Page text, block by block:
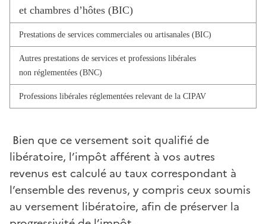
et chambres d’hôtes (BIC)
Prestations de services commerciales ou artisanales (BIC)
Autres prestations de services et professions libérales
non réglementées (BNC)
Professions libérales réglementées relevant de la CIPAV
Bien que ce versement soit qualifié de
libératoire, l’impôt afférent à vos autres
revenus est calculé au taux correspondant à
l’ensemble des revenus, y compris ceux soumis
au versement libératoire, afin de préserver la